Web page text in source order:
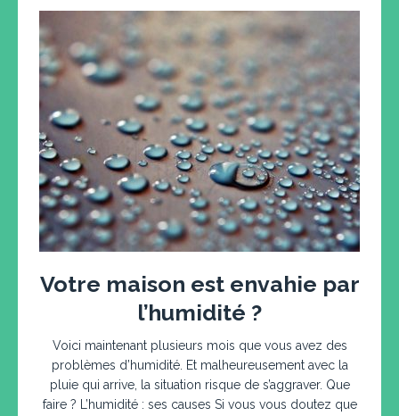
Votre maison est envahie par
l’humidité ?
Voici maintenant plusieurs mois que vous avez des
problèmes d’humidité. Et malheureusement avec la
pluie qui arrive, la situation risque de s’aggraver. Que
faire ? L’humidité : ses causes Si vous vous doutez que